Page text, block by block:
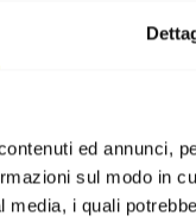
ed annunci,
sul modo in
i quali
ordinati a parte.